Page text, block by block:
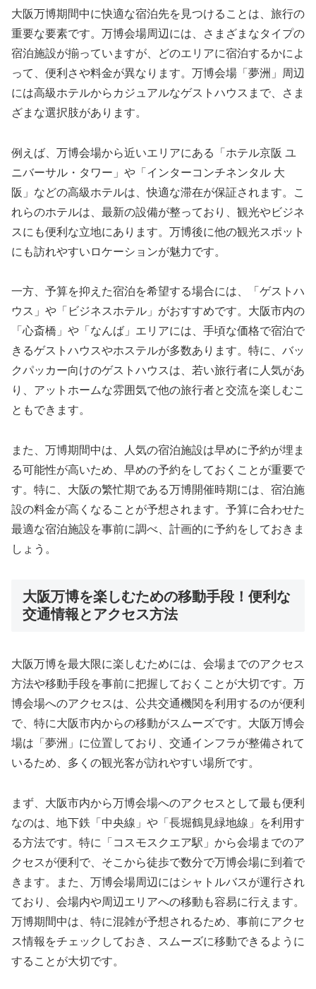
大阪万博期間中に快適な宿泊先を見つけることは、旅行の
重要な要素です。万博会場周辺には、さまざまなタイプの
宿泊施設が揃っていますが、どのエリアに宿泊するかによ
って、便利さや料金が異なります。万博会場「夢洲」周辺
には高級ホテルからカジュアルなゲストハウスまで、さま
ざまな選択肢があります。
例えば、万博会場から近いエリアにある「ホテル京阪 ユ
ニバーサル・タワー」や「インターコンチネンタル 大
阪」などの高級ホテルは、快適な滞在が保証されます。こ
れらのホテルは、最新の設備が整っており、観光やビジネ
スにも便利な立地にあります。万博後に他の観光スポット
にも訪れやすいロケーションが魅力です。
一方、予算を抑えた宿泊を希望する場合には、「ゲストハ
ウス」や「ビジネスホテル」がおすすめです。大阪市内の
「心斎橋」や「なんば」エリアには、手頃な価格で宿泊で
きるゲストハウスやホステルが多数あります。特に、バッ
クパッカー向けのゲストハウスは、若い旅行者に人気があ
り、アットホームな雰囲気で他の旅行者と交流を楽しむこ
ともできます。
また、万博期間中は、人気の宿泊施設は早めに予約が埋ま
る可能性が高いため、早めの予約をしておくことが重要で
す。特に、大阪の繁忙期である万博開催時期には、宿泊施
設の料金が高くなることが予想されます。予算に合わせた
最適な宿泊施設を事前に調べ、計画的に予約をしておきま
しょう。
大阪万博を楽しむための移動手段！便利な
交通情報とアクセス方法
大阪万博を最大限に楽しむためには、会場までのアクセス
方法や移動手段を事前に把握しておくことが大切です。万
博会場へのアクセスは、公共交通機関を利用するのが便利
で、特に大阪市内からの移動がスムーズです。大阪万博会
場は「夢洲」に位置しており、交通インフラが整備されて
いるため、多くの観光客が訪れやすい場所です。
まず、大阪市内から万博会場へのアクセスとして最も便利
なのは、地下鉄「中央線」や「長堀鶴見緑地線」を利用す
る方法です。特に「コスモスクエア駅」から会場までのア
クセスが便利で、そこから徒歩で数分で万博会場に到着で
きます。また、万博会場周辺にはシャトルバスが運行され
ており、会場内や周辺エリアへの移動も容易に行えます。
万博期間中は、特に混雑が予想されるため、事前にアクセ
ス情報をチェックしておき、スムーズに移動できるように
することが大切です。